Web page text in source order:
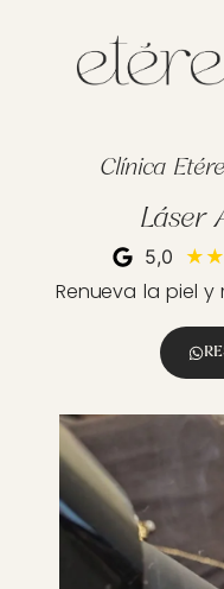
Clínica
Láser
5,0
Renueva la piel